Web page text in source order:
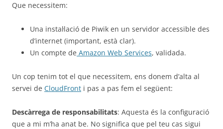
Que necessitem:
Una instal·lació de Piwik en un servidor accessible des
d’internet (important, està clar).
Un compte de Amazon Web Services, validada.
Un cop tenim tot el que necessitem, ens donem d’alta al
servei de CloudFront i pas a pas fem el següent:
Descàrrega de responsabilitats: Aquesta és la configuració
que a mi m’ha anat be. No significa que pel teu cas sigui